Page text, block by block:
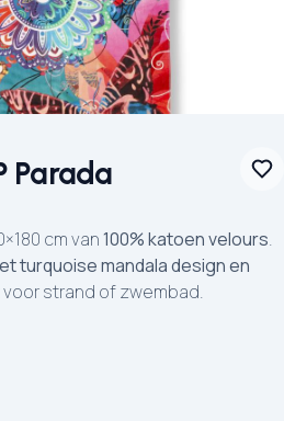
Parada
cm van100% katoen velours.
turquoise mandala design en
strand of zwembad.